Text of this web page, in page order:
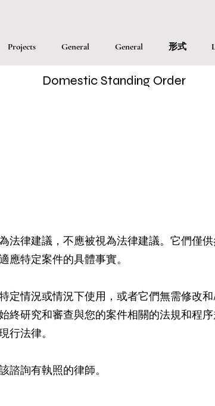
Projects General General 形式
法律建議，不應被視為法律建議。它們僅
應特定案件的具體事實。
定情況或情況下使用，或者它們無需修改
終研究和審查與您的案件相關的法規和程
行法律。
諮詢有執照的律師。
Domestic Standing Order